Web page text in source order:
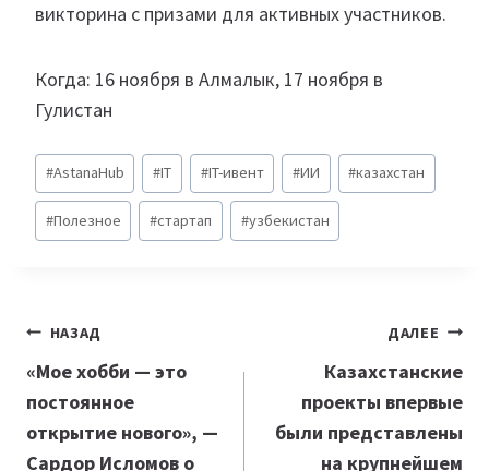
викторина с призами для активных участников.
Когда: 16 ноября в Алмалык, 17 ноября в
Гулистан
Метки
записи:
#AstanaHub #IT #IT-ивент #ИИ #казахстан
#Полезное #стартап #узбекистан
Навигация
по
записям
НАЗАД
«Мое хобби — это
постоянное
открытие нового», —
Сардор Исломов о
ДАЛЕЕ
Казахстанские
проекты впервые
были представлены
на крупнейшем